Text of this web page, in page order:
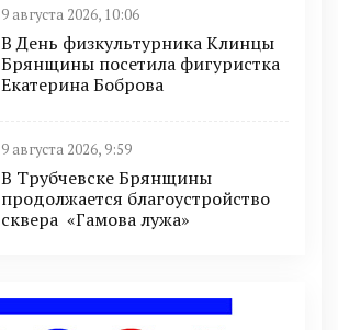
9 августа 2026, 10:06
В День физкультурника Клинцы
Брянщины посетила фигуристка
Екатерина Боброва
9 августа 2026, 9:59
В Трубчевске Брянщины
продолжается благоустройство
сквера «Гамова лужа»